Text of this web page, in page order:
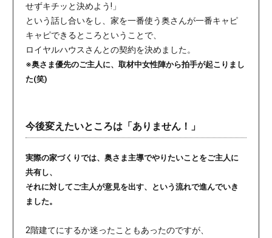
せずキチッと決めよう!」
という話し合いをし、家を一番使う奥さんが一番キャピ
キャピできるところということで、
ロイヤルハウスさんとの契約を決めました。
※奥さま優先のご主人に、取材中女性陣から拍手が起こりまし
た(笑)
今後変えたいところは「ありません！」
実際の家づくりでは、奥さま主導でやりたいことをご主人に
共有し、
それに対してご主人が意見を出す、という流れで進んでいき
ました。
2階建てにするか迷ったこともあったのですが、